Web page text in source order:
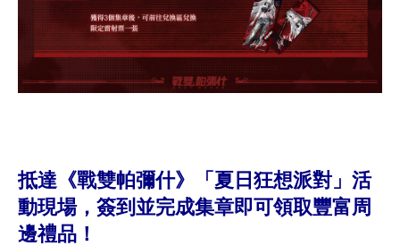
抵達《戰雙帕彌什》「夏日狂想派對」活
動現場，簽到並完成集章即可領取豐富周
邊禮品！